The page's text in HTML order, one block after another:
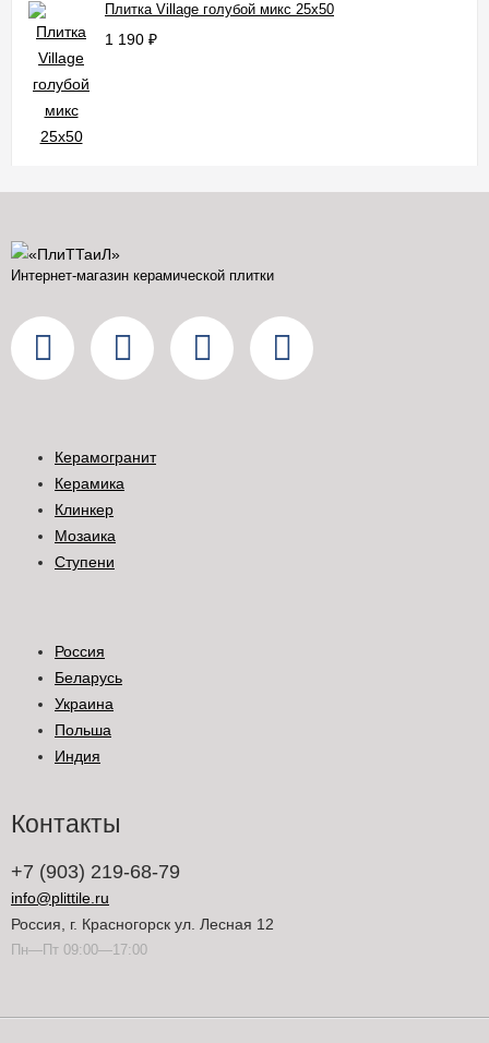
Плитка Village голубой микс 25x50
1 190 ₽
Интернет-магазин керамической плитки
Керамогранит
Керамика
Клинкер
Мозаика
Ступени
Россия
Беларусь
Украина
Польша
Индия
Контакты
+7 (903) 219-68-79
info@plittile.ru
Россия, г. Красногорск ул. Лесная 12
Пн—Пт 09:00—17:00